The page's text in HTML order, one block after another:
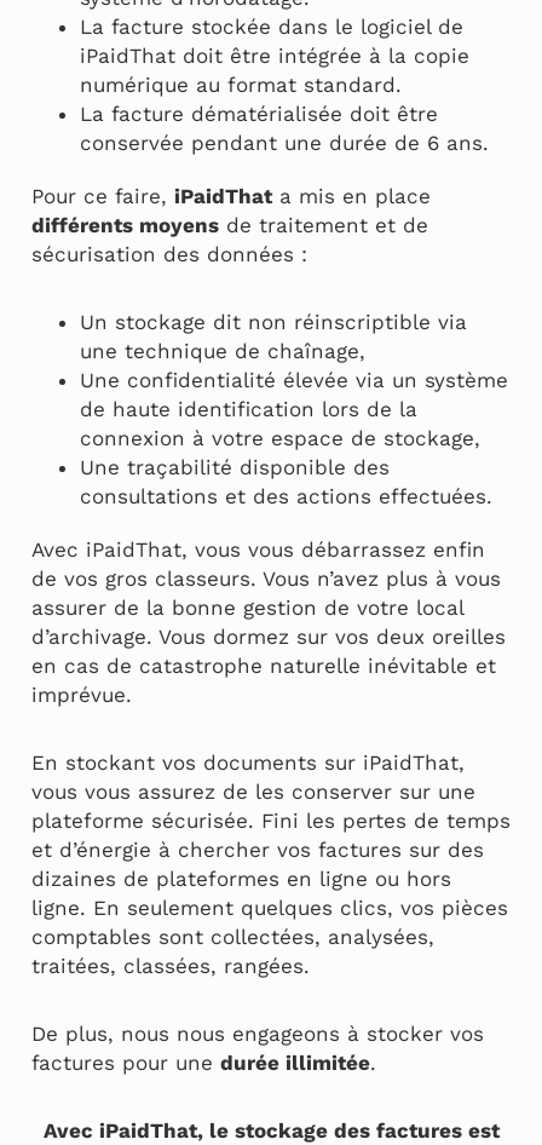
La facture stockée dans le logiciel de
iPaidThat doit être intégrée à la copie
numérique au format standard.
La facture dématérialisée doit être
conservée pendant une durée de 6 ans.
Pour ce faire, iPaidThata mis en place
différents moyens de traitement et de
sécurisation des données :
Un stockage dit non réinscriptible via
une technique de chaînage,
Une confidentialité élevée via un système
de haute identification lors de la
connexion à votre espace de stockage,
Une traçabilité disponible des
consultations et des actions effectuées.
Avec iPaidThat, vous vous débarrassez enfin
de vos gros classeurs. Vous n’avez plus à vous
assurer de la bonne gestion de votre local
d’archivage. Vous dormez sur vos deux oreilles
en cas de catastrophe naturelle inévitable et
imprévue.
En stockant vos documents sur iPaidThat,
vous vous assurez de les conserver sur une
plateforme sécurisée. Fini les pertes de temps
et d’énergie à chercher vos factures sur des
dizaines de plateformes en ligne ou hors
ligne. En seulement quelques clics, vos pièces
comptables sont collectées, analysées,
traitées, classées, rangées.
De plus, nous nous engageons à stocker vos
factures pour une durée illimitée.
Avec iPaidThat, le stockage des factures est